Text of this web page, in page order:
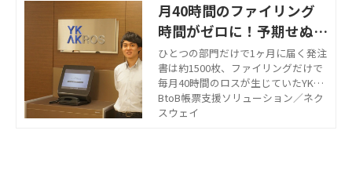
月40時間のファイリング
時間がゼロに！予期せぬコ
ロナ禍の在宅勤務も支えた
ひとつの部門だけで1ヶ月に届く発注
書は約1500枚、ファイリングだけで
毎月40時間のロスが生じていたYKア
クロス株式会社様。『FNX e-受信FAX
サービス』の導入で、毎月約40時間
BtoB帳票支援ソリューション／ネク
スウェイ